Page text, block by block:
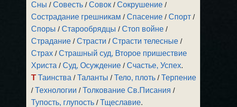
Сны /Совесть /Совок /Сокрушение /
Сострадание грешникам /Спасение /Спорт /
Споры /Старообрядцы /Стоп войне /
Страдание /Страсти /Страсти телесные /
Страх /Страшный суд, Второе пришествие
Христа /Суд, Осуждение /Счастье, Успех.
Т Таинства /Таланты /Тело, плоть /Терпение
/Технологии /Толкование Св.Писания /
Тупость, глупость /Тщеславие.